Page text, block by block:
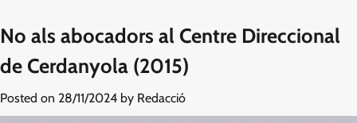
No als abocadors al Centre Direccional
de Cerdanyola (2015)
Posted on 28/11/2024 by Redacció